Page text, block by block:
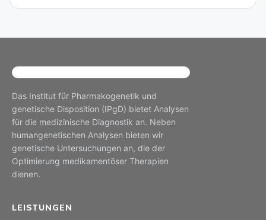
Das Institut für Pharmakogenetik und
genetische Disposition (IPgD) bietet Analysen
für die medizinische Diagnostik an. Neben
humangenetischen Analysen bieten wir
genetische Untersuchungen an, die der
Optimierung medikamentöser Therapien
dienen.
LEISTUNGEN